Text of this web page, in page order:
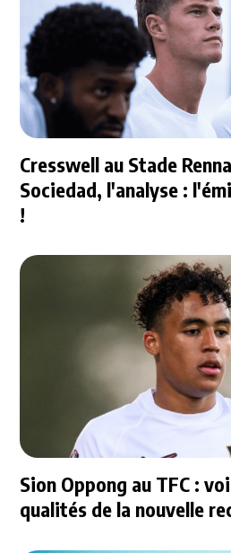
Cresswell au Stade
Sociedad, l'analyse :
!
Sion Oppong au TFC :
qualités de la nouvelle